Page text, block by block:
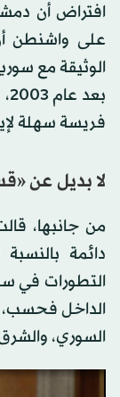
افتراض أن
على واشنطن
الوثيقة مع
فريسة سهلة
لا بديل عن
من جانبها،
دائمة
التطورات في
الداخل فحسب،
السوري،